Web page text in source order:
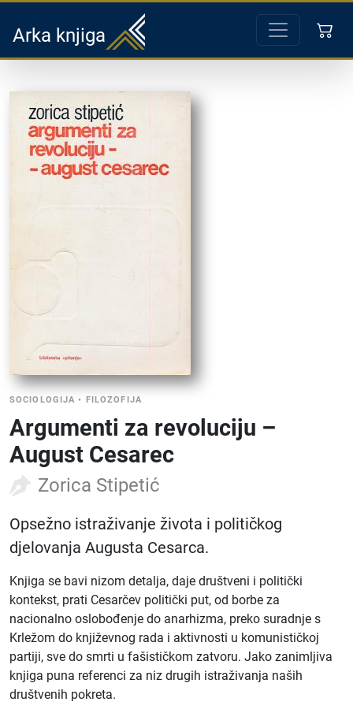
Arka knjiga
SOCIOLOGIJA • FILOZOFIJA
Argumenti za revoluciju –
August Cesarec
Zorica Stipetić
Opsežno istraživanje života i političkog
djelovanja Augusta Cesarca.
Knjiga se bavi nizom detalja, daje društveni i politički
kontekst, prati Cesarčev politički put, od borbe za
nacionalno oslobođenje do anarhizma, preko suradnje s
Krležom do književnog rada i aktivnosti u komunističkoj
partiji, sve do smrti u fašističkom zatvoru. Jako zanimljiva
knjiga puna referenci za niz drugih istraživanja naših
društvenih pokreta.